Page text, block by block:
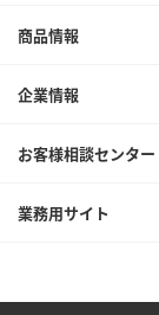
商品情報
企業情報
お客様相談センター
業務用サイト